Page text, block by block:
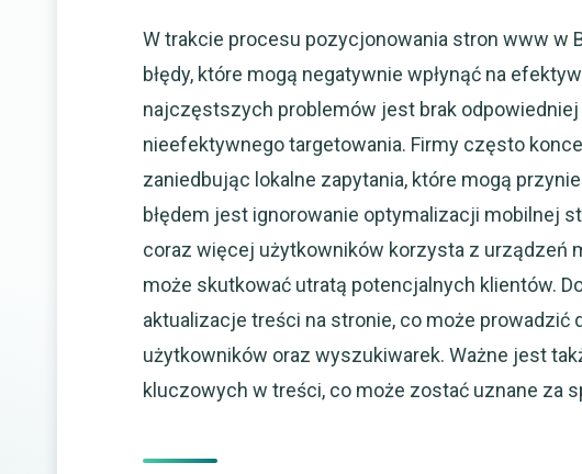
W trakcie procesu pozycjonowania stron www w
błędy, które mogą negatywnie wpłynąć na
najczęstszych problemów jest brak
nieefektywnego targetowania. Firmy często
zaniedbując lokalne zapytania, które mogą
błędem jest ignorowanie optymalizacji mobilnej
coraz więcej użytkowników korzysta z urządzeń
może skutkować utratą potencjalnych klientów.
aktualizacje treści na stronie, co może prowadzić
użytkowników oraz wyszukiwarek. Ważne jest
kluczowych w treści, co może zostać uznane za